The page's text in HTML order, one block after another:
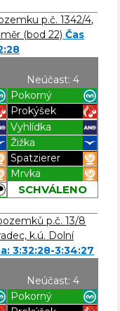
p.č. 1342/4,
(bod 22) Čas
Neúčast: 4
Pokorný
Prokýšek
Vyhlídka
Žižka
Spatzierer
Mrvka
SCHVÁLENO
p.č. 13/8
k.ú. Dolní
3:32:28-3:34:27
Neúčast: 4
Pokorný